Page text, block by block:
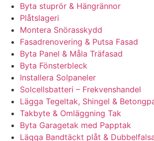
Byta stuprör & Hängrännor
Plåtslageri
Montera Snörasskydd
Fasadrenovering & Putsa Fasad
Byta Panel & Måla Träfasad
Byta Fönsterbleck
Installera Solpaneler
Solcellsbatteri – Frekvenshandel
Lägga Tegeltak, Shingel &
Takbyte & Omläggning Tak
Byta Garagetak med Papptak
Lägga Bandtäckt plåt &